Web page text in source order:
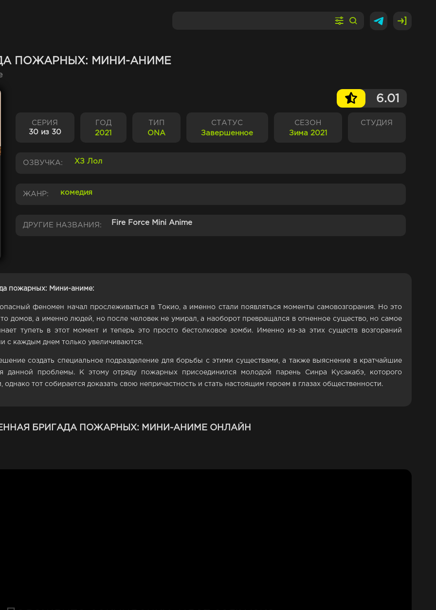
ПОЖАРНЫХ: МИНИ-АНИМЕ
6.01
СЕРИЯ
30 из 30
ГОД
2021
ТИП
ONA
СТАТУС
Завершенное
СЕЗОН
Зима 2021
СТУДИЯ
ОЗВУЧКА: ХЗ Лол
ЖАНР: комедия
ДРУГИЕ НАЗВАНИЯ: Fire Force Mini Anime
пожарных: Мини-аниме:
феномен начал прослеживаться в Токио, а именно стали появляться моменты самовозгорания. Но это
домов, а именно людей, но после человек не умирал, а наоборот превращался в огненное существо, но самое
тупеть в этот момент и теперь это просто бестолковое зомби. Именно из-за этих существ возгораний
с каждым днем только увеличиваются.
создать специальное подразделение для борьбы с этими существами, а также выяснение в кратчайшие
данной проблемы. К этому отряду пожарных присоединился молодой парень Синра Кусакабэ, которого
тот собирается доказать свою непричастность и стать настоящим героем в глазах общественности.
БРИГАДА ПОЖАРНЫХ: МИНИ-АНИМЕ ОНЛАЙН